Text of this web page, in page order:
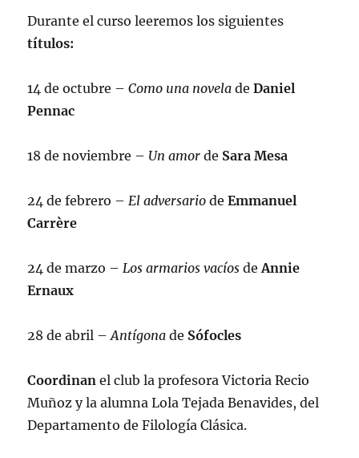
Durante el curso leeremos los siguientes
títulos:
14 de octubre –Como una novela deDaniel
Pennac
18 de noviembre – Un amor de Sara Mesa
24 de febrero – El adversario deEmmanuel
Carrère
24 de marzo – Los armarios vacíos deAnnie
Ernaux
28 de abril –Antígona de Sófocles
Coordinan el club la profesora Victoria Recio
Muñoz y la alumna Lola Tejada Benavides, del
Departamento de Filología Clásica.